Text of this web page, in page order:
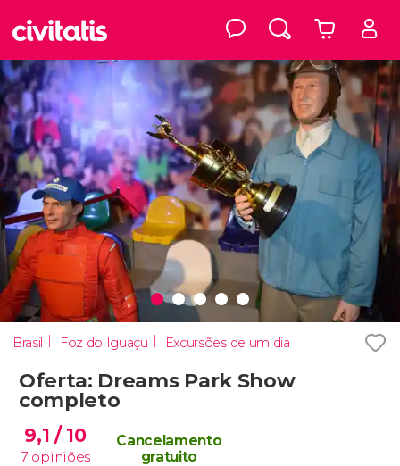
Brasil Foz do Iguaçu Excursões de um dia
Oferta: Dreams Park Show
completo
9,1 / 10
7 opiniões
Cancelamento
gratuito